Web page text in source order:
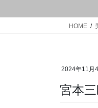
HOME
2024年11月
宮本